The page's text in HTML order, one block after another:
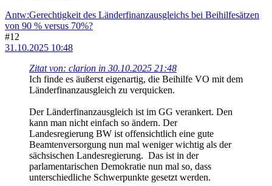
Antw:Gerechtigkeit des Länderfinanzausgleichs bei Beihilfesätzen
von 90 % versus 70%?
#12
31.10.2025 10:48
Zitat von: clarion in 30.10.2025 21:48
Ich finde es äußerst eigenartig, die Beihilfe VO mit dem
Länderfinanzausgleich zu verquicken.
Der Länderfinanzausgleich ist im GG verankert. Den
kann man nicht einfach so ändern. Der
Landesregierung BW ist offensichtlich eine gute
Beamtenversorgung nun mal weniger wichtig als der
sächsischen Landesregierung. Das ist in der
parlamentarischen Demokratie nun mal so, dass
unterschiedliche Schwerpunkte gesetzt werden.